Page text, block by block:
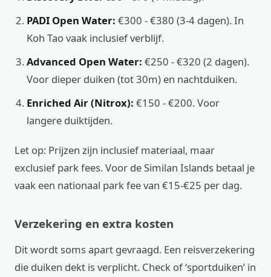
PADI Open Water: €300 - €380 (3-4 dagen). In
Koh Tao vaak inclusief verblijf.
Advanced Open Water: €250 - €320 (2 dagen).
Voor dieper duiken (tot 30m) en nachtduiken.
Enriched Air (Nitrox): €150 - €200. Voor
langere duiktijden.
Let op: Prijzen zijn inclusief materiaal, maar
exclusief park fees. Voor de Similan Islands betaal je
vaak een nationaal park fee van €15-€25 per dag.
Verzekering en extra kosten
Dit wordt soms apart gevraagd. Een reisverzekering
die duiken dekt is verplicht. Check of ‘sportduiken’ in